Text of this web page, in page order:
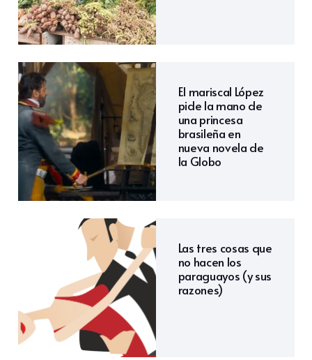
El mariscal López
pide la mano de
una princesa
brasileña en
nueva novela de
la Globo
Las tres cosas que
no hacen los
paraguayos (y sus
razones)